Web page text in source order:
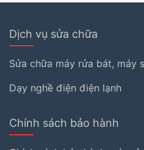
Dịch vụ sửa chữa
Sửa chữa máy rửa bát, máy
Dạy nghề điện điện lạnh
Chính sách bảo hành